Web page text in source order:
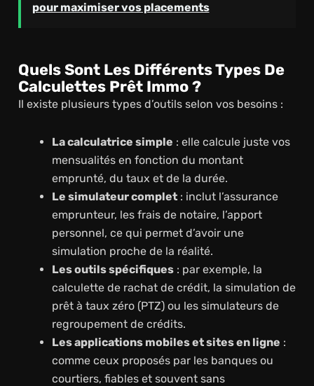
pour maximiser vos placements
Quels Sont Les Différents Types De
Calculettes Prêt Immo ?
Il existe plusieurs types d’outils selon vos besoins :
La calculatrice simple : elle calcule juste vos
mensualités en fonction du montant
emprunté, du taux et de la durée.
Le simulateur complet: inclut l’assurance
emprunteur, les frais de notaire, l’apport
personnel, ce qui permet d’avoir une
simulation proche de la réalité.
Les outils spécifiques: par exemple, la
calculette de rachat de crédit, la simulation de
prêt à taux zéro (PTZ) ou les simulateurs de
regroupement de crédits.
Les applications mobiles et sites en ligne :
comme ceux proposés par les banques ou
courtiers, fiables et souvent sans